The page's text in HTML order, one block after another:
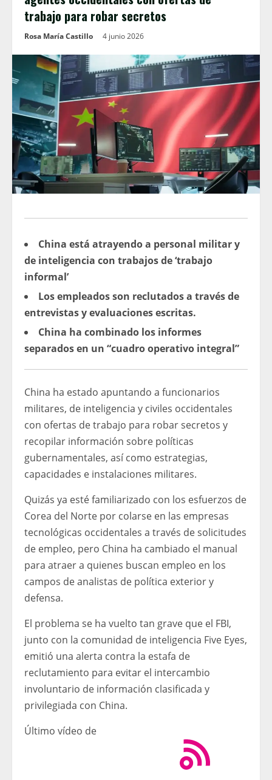
trabajo para robar secretos
Rosa María Castillo 4 junio 2026
China está atrayendo a personal militar y
de inteligencia con trabajos de ‘trabajo
informal’
Los empleados son reclutados a través de
entrevistas y evaluaciones escritas.
China ha combinado los informes
separados en un “cuadro operativo integral”
China ha estado apuntando a funcionarios
militares, de inteligencia y civiles occidentales
con ofertas de trabajo para robar secretos y
recopilar información sobre políticas
gubernamentales, así como estrategias,
capacidades e instalaciones militares.
Quizás ya esté familiarizado con los esfuerzos de
Corea del Norte por colarse en las empresas
tecnológicas occidentales a través de solicitudes
de empleo, pero China ha cambiado el manual
para atraer a quienes buscan empleo en los
campos de analistas de política exterior y
defensa.
El problema se ha vuelto tan grave que el FBI,
junto con la comunidad de inteligencia Five Eyes,
emitió una alerta contra la estafa de
reclutamiento para evitar el intercambio
involuntario de información clasificada y
privilegiada con China.
Último vídeo de